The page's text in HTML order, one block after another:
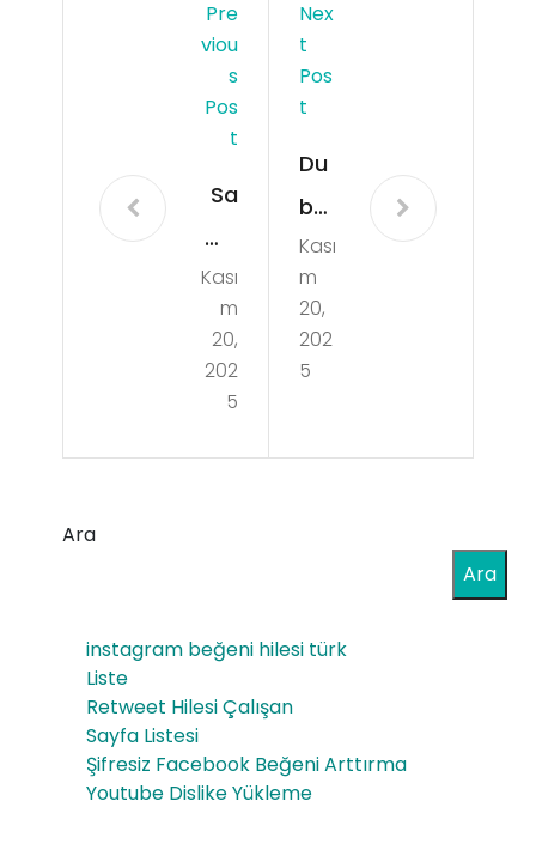
Pre
Viou
S
Pos
T
Sa
ms
un
Ha
cke
r
Kası
m
20,
202
5
Nex
T
Pos
T
Du
bai’
de
Şirk
et
Kur
k
z
er
Kası
m
20,
202
5
Ara
Ara
instagram beğeni hilesi türk
Liste
Retweet Hilesi Çalışan
Sayfa Listesi
Şifresiz Facebook Beğeni Arttırma
Youtube Dislike Yükleme